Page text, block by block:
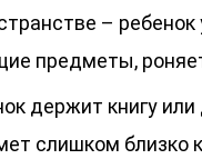
– ребенок
предметы,
держит книгу или
слишком близко